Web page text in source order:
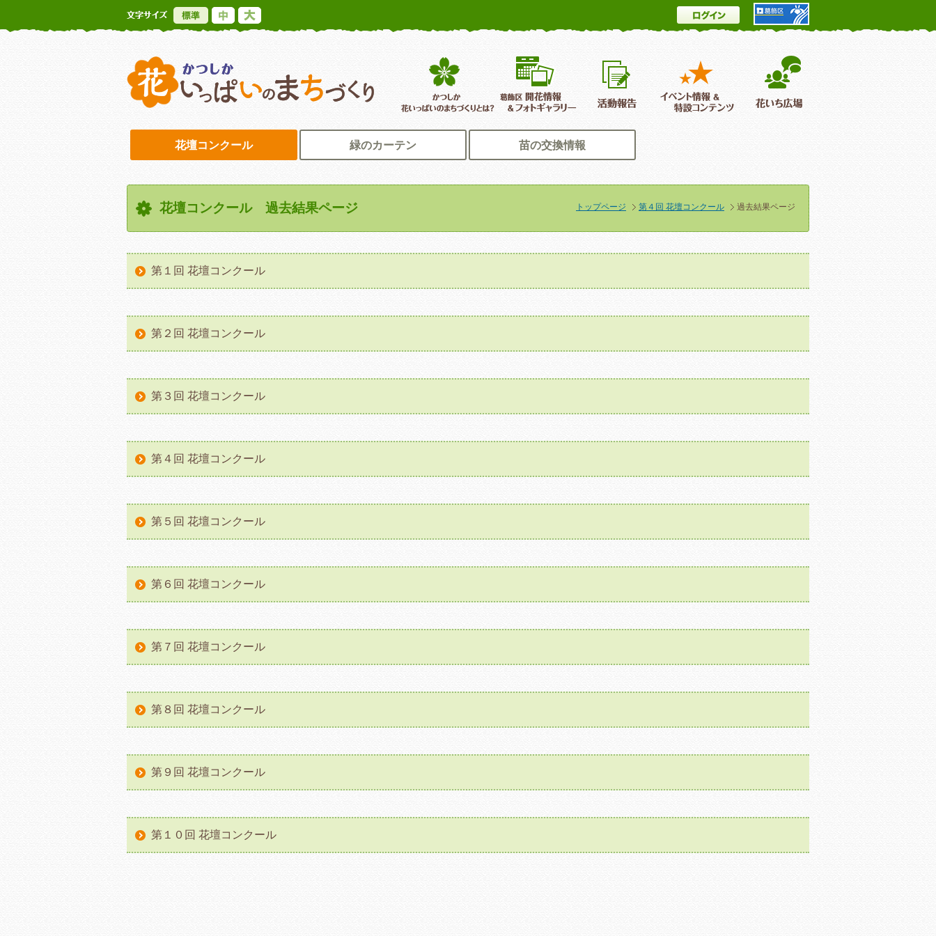
標準 ログイン
かつしか花いっぱいのまちづくり葛飾区花いっぱいのまちづくりとは葛飾区開花情報＆フォトギャラリー イベント情報 ＆特設コンテンツ
花壇コンクール 緑のカーテン 苗の交換情報
花壇コンクール 過去結果ページ トップページ 第４回 花壇コンクール 過去結果ページ
第１回 花壇コンクール
第２回 花壇コンクール
第３回 花壇コンクール
第４回 花壇コンクール
第５回 花壇コンクール
第６回 花壇コンクール
第７回 花壇コンクール
第８回 花壇コンクール
第９回 花壇コンクール
第１０回 花壇コンクール